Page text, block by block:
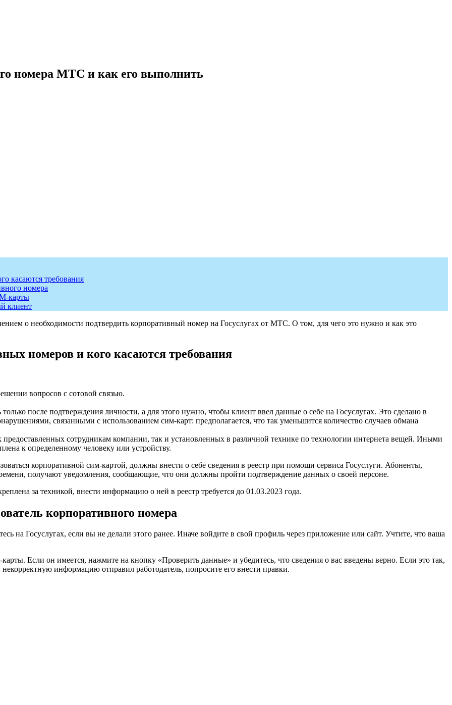
номера МТС и как его выполнить
касаются требования
номера
карты
клиент
о необходимости подтвердить корпоративный номер на Госуслугах от МТС. О том, для чего это нужно и как это
номеров и кого касаются требования
вопросов с сотовой связью.
после подтверждения личности, а для этого нужно, чтобы клиент ввел данные о себе на Госуслугах. Это сделано в
связанными с использованием сим-карт: предполагается, что так уменьшится количество случаев обмана
предоставленных сотрудникам компании, так и установленных в различной технике по технологии интернета вещей. Иными
к определенному человеку или устройству.
корпоративной сим-картой, должны внести о себе сведения в реестр при помощи сервиса Госуслуги. Абоненты,
получают уведомления, сообщающие, что они должны пройти подтверждение данных о своей персоне.
за техникой, внести информацию о ней в реестр требуется до 01.03.2023 года.
корпоративного номера
на Госуслугах, если вы не делали этого ранее. Иначе войдите в свой профиль через приложение или сайт. Учтите, что ваша
Если он имеется, нажмите на кнопку «Проверить данные» и убедитесь, что сведения о вас введены верно. Если это так,
информацию отправил работодатель, попросите его внести правки.